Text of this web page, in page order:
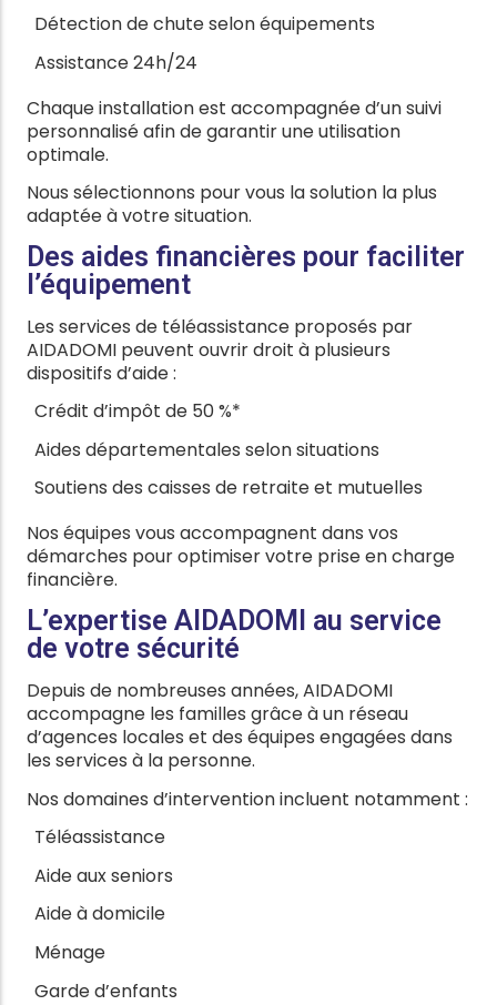
Détection de chute selon équipements
Assistance 24h/24
Chaque installation est accompagnée d’un suivi
personnalisé afin de garantir une utilisation
optimale.
Nous sélectionnons pour vous la solution la plus
adaptée à votre situation.
Des aides financières pour faciliter
l’équipement
Les services de téléassistance proposés par
AIDADOMI peuvent ouvrir droit à plusieurs
dispositifs d’aide :
Crédit d’impôt de 50 %*
Aides départementales selon situations
Soutiens des caisses de retraite et mutuelles
Nos équipes vous accompagnent dans vos
démarches pour optimiser votre prise en charge
financière.
L’expertise AIDADOMI au service
de votre sécurité
Depuis de nombreuses années, AIDADOMI
accompagne les familles grâce à un réseau
d’agences locales et des équipes engagées dans
les services à la personne.
Nos domaines d’intervention incluent notamment :
Téléassistance
Aide aux seniors
Aide à domicile
Ménage
Garde d’enfants